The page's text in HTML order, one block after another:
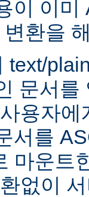
이 이미
환을
text/
문서
용자
서를
마운트
없이